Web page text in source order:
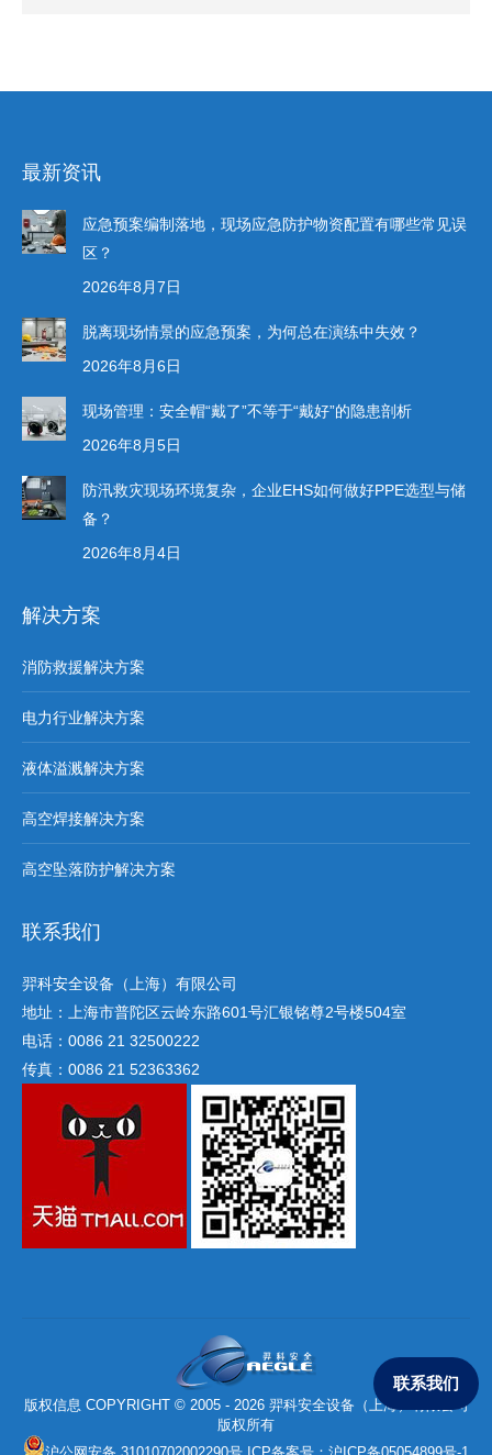
最新资讯
应急预案编制落地，现场应急防护物资配置有哪些常见误
区？
2026年8月7日
脱离现场情景的应急预案，为何总在演练中失效？
2026年8月6日
现场管理：安全帽“戴了”不等于“戴好”的隐患剖析
2026年8月5日
防汛救灾现场环境复杂，企业EHS如何做好PPE选型与储
备？
2026年8月4日
解决方案
消防救援解决方案
电力行业解决方案
液体溢溅解决方案
高空焊接解决方案
高空坠落防护解决方案
联系我们
羿科安全设备（上海）有限公司
地址：上海市普陀区云岭东路601号汇银铭尊2号楼504室
电话：0086 21 32500222
传真：0086 21 52363362
版权信息 COPYRIGHT © 2005 - 2026 羿科安全设备（上海）有限公司
版权所有
联系我们